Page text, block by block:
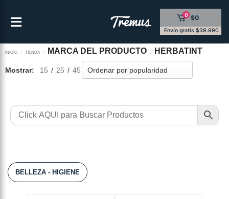
0 $0
Envío gratis $39.990
INICIO / TIENDA / MARCA DEL PRODUCTO / HERBATINT
Mostrar: 15 / 25 / 45
BELLEZA - HIGIENE